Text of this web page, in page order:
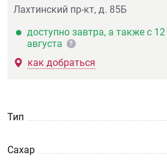
Лахтинский пр-кт, д. 85Б
доступно завтра, а также с 12
августа
?
как добраться
Тип
Сахар